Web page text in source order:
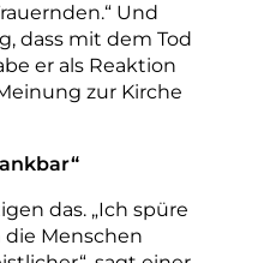
Und
dass mit dem Tod
er als Reaktion
zur Kirche
das. „Ich spüre
die Menschen